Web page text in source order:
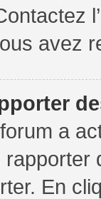
avez
a
En